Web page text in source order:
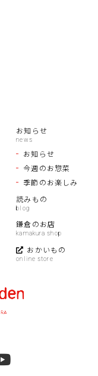
お知らせ
お知らせ
今週のお惣菜
季節のお楽しみ
読みもの
鎌倉のお店
おかいもの